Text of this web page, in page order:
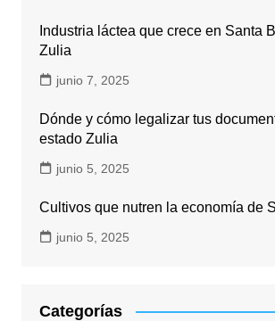
Industria láctea que crece en Santa
Zulia
junio 7, 2025
Dónde y cómo legalizar tus
estado Zulia
junio 5, 2025
Cultivos que nutren la economía de
junio 5, 2025
Categorías